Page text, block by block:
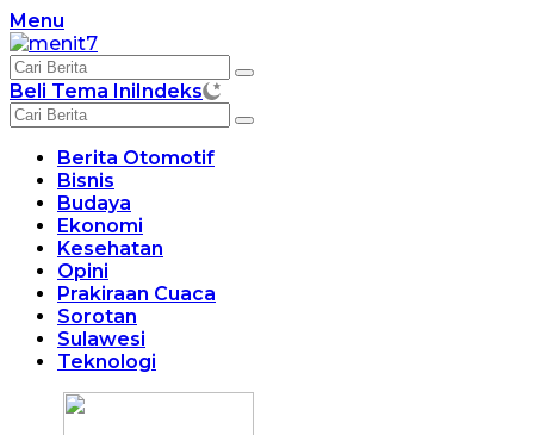
Langsung
ke
konten
Menu
Beli Tema IniIndeks
Berita Otomotif
Bisnis
Budaya
Ekonomi
Kesehatan
Opini
Prakiraan Cuaca
Sorotan
Sulawesi
Teknologi